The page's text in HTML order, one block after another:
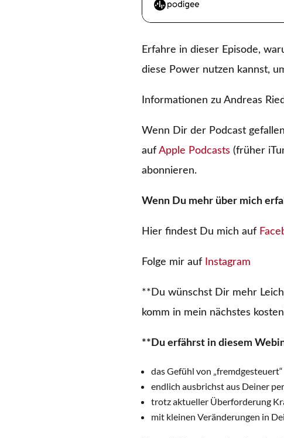
Erfahre in dieser Episode,
diese Power nutzen kannst,
Informationen zu Andreas
Wenn Dir der Podcast
auf Apple Podcasts (früher
abonnieren.
Wenn Du mehr über mich
Hier findest Du mich auf
Folge mir auf Instagram
**Du wünschst Dir mehr
komm in mein nächstes
**Du erfährst in diesem
das Gefühl von
endlich ausbrichst aus Deiner
trotz aktueller Überforderung
mit kleinen Veränderungen in